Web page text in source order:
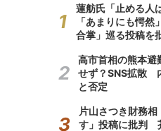
蓮舫氏「止める人
「あまりにも愕
合掌」巡る投稿を
高市首相の熊本避
せず？SNS拡散
と否定
片山さつき財務
す」投稿に批判